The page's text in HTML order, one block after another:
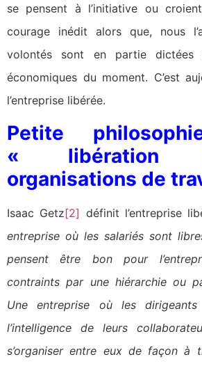
se pensent à l’initiative ou
courage inédit alors que, nous
volontés sont en partie dictées
économiques du moment. C’est
l’entreprise libérée.
Petite
«
organisations de
Isaac Getz[2] définit l’entreprise
entreprise où les salariés sont
pensent être bon pour
contraints par une hiérarchie ou
Une entreprise où les
l’intelligence de leurs
s’organiser entre eux de façon à